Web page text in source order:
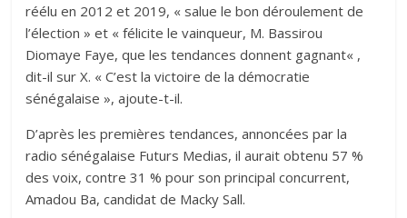
réélu en 2012 et 2019, « salue le bon déroulement de
l’élection » et « félicite le vainqueur, M. Bassirou
Diomaye Faye, que les tendances donnent gagnant« ,
dit-il sur X. « C’est la victoire de la démocratie
sénégalaise », ajoute-t-il.
D’après les premières tendances, annoncées par la
radio sénégalaise Futurs Medias, il aurait obtenu 57 %
des voix, contre 31 % pour son principal concurrent,
Amadou Ba, candidat de Macky Sall.